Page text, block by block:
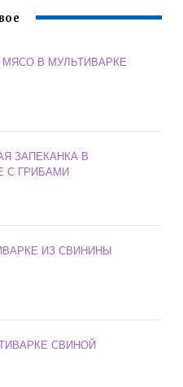
МЯСО В МУЛЬТИВАРКЕ
ЗАПЕКАНКА В
С ГРИБАМИ
ИЗ СВИНИНЫ
СВИНОЙ